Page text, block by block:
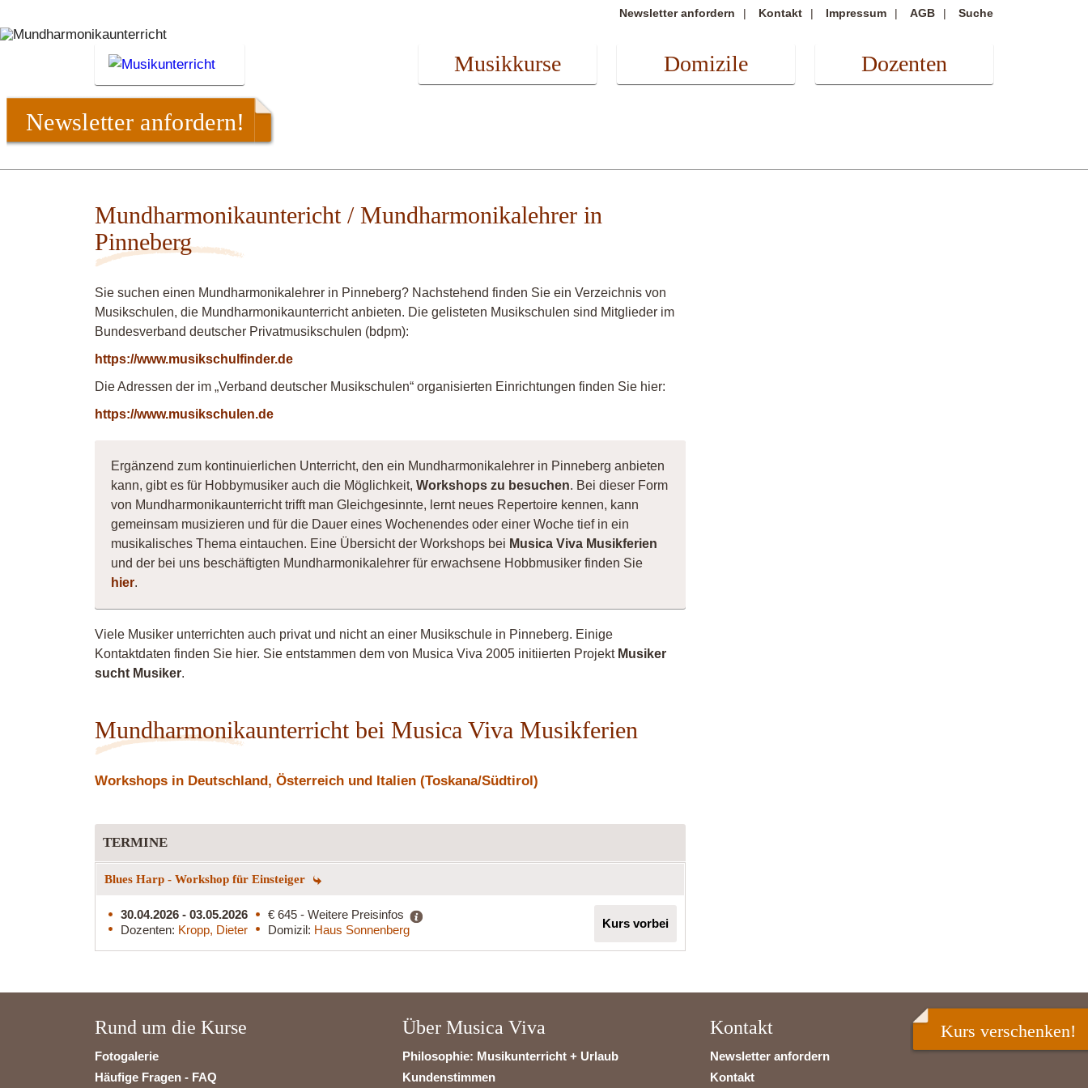
Newsletter anfordern Kontakt Impressum AGB Suche
Musikkurse Domizile Dozenten
Newsletter anfordern!
Mundharmonikauntericht / Mundharmonikalehrer in
Pinneberg
Sie suchen einen Mundharmonikalehrer in Pinneberg? Nachstehend finden Sie ein Verzeichnis von
Musikschulen, die Mundharmonikaunterricht anbieten. Die gelisteten Musikschulen sind Mitglieder im
Bundesverband deutscher Privatmusikschulen (bdpm):
https://www.musikschulfinder.de
Die Adressen der im „Verband deutscher Musikschulen“ organisierten Einrichtungen finden Sie hier:
https://www.musikschulen.de
Ergänzend zum kontinuierlichen Unterricht, den ein Mundharmonikalehrer in Pinneberg anbieten
kann, gibt es für Hobbymusiker auch die Möglichkeit, Workshops zu besuchen. Bei dieser Form
von Mundharmonikaunterricht trifft man Gleichgesinnte, lernt neues Repertoire kennen, kann
gemeinsam musizieren und für die Dauer eines Wochenendes oder einer Woche tief in ein
musikalisches Thema eintauchen. Eine Übersicht der Workshops bei Musica Viva Musikferien
und der bei uns beschäftigten Mundharmonikalehrer für erwachsene Hobbmusiker finden Sie
hier.
Viele Musiker unterrichten auch privat und nicht an einer Musikschule in Pinneberg. Einige
Kontaktdaten finden Sie hier. Sie entstammen dem von Musica Viva 2005 initiierten Projekt Musiker
sucht Musiker.
Mundharmonikaunterricht bei Musica Viva Musikferien
Workshops in Deutschland, Österreich und Italien (Toskana/Südtirol)
TERMINE
Blues Harp - Workshop für Einsteiger
30.04.2026 - 03.05.2026
€ 645 - Weitere Preisinfos
Dozenten: Kropp, Dieter Domizil: Haus Sonnenberg Kurs vorbei
Rund um die Kurse
Fotogalerie
Häufige Fragen - FAQ
Über Musica Viva
Philosophie: Musikunterricht + Urlaub
Kundenstimmen
Kontakt
Newsletter anfordern
Kontakt
Kurs verschenken!